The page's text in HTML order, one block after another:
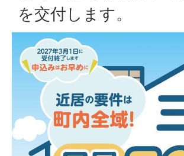
を交付します。